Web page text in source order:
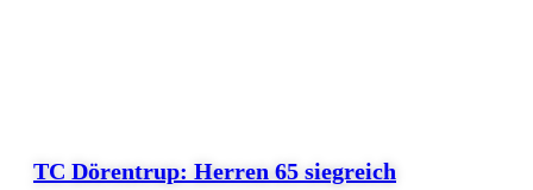
TC Dörentrup: Herren 65 siegreich